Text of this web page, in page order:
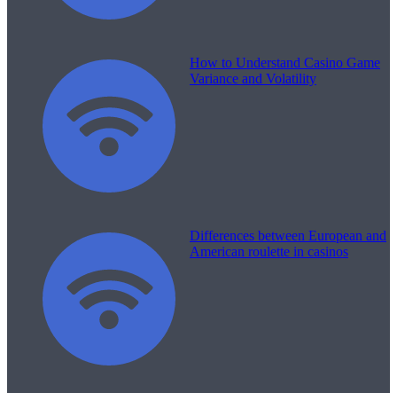
How to Understand Casino Game
Variance and Volatility
Differences between European and
American roulette in casinos